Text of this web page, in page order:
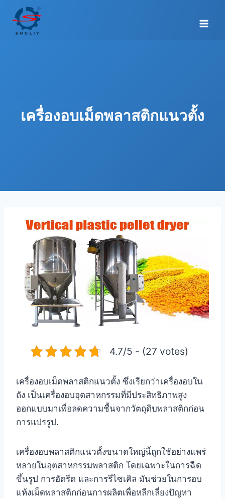
content
เครื่องอบเม็ดพลาสติกแนวตั้ง
4.7/5 - (27 votes)
เครื่องอบเม็ดพลาสติกแนวตั้ง ซึ่งเรียกว่าเครื่องอบใน
ถัง เป็นเครื่องอบอุตสาหกรรมที่มีประสิทธิภาพสูง
ออกแบบมาเพื่อลดความชื้นจากวัตถุดิบพลาสติกก่อน
การแปรรูป.
เครื่องอบพลาสติกแนวตั้งขนาดใหญ่นี้ถูกใช้อย่างแพร่
หลายในอุตสาหกรรมพลาสติก โดยเฉพาะในการฉีด
ขึ้นรูป การอัดรีด และการรีไซเคิล มันช่วยในการอบ
แห้งเม็ดพลาสติกก่อนการผลิตเพื่อหลีกเลี่ยงปัญหา